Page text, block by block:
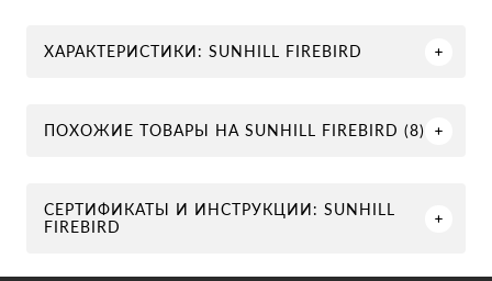
ХАРАКТЕРИСТИКИ: SUNHILL FIREBIRD
ПОХОЖИЕ ТОВАРЫ НА SUNHILL FIREBIRD (8)
СЕРТИФИКАТЫ И ИНСТРУКЦИИ: SUNHILL
FIREBIRD